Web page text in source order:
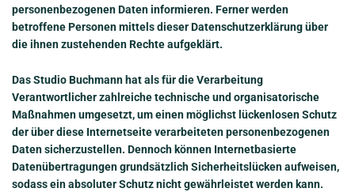
personenbezogenen Daten informieren. Ferner werden
betroffene Personen mittels dieser Datenschutzerklärung über
die ihnen zustehenden Rechte aufgeklärt.
Das Studio Buchmann hat als für die Verarbeitung
Verantwortlicher zahlreiche technische und organisatorische
Maßnahmen umgesetzt, um einen möglichst lückenlosen Schutz
der über diese Internetseite verarbeiteten personenbezogenen
Daten sicherzustellen. Dennoch können Internetbasierte
Datenübertragungen grundsätzlich Sicherheitslücken aufweisen,
sodass ein absoluter Schutz nicht gewährleistet werden kann.